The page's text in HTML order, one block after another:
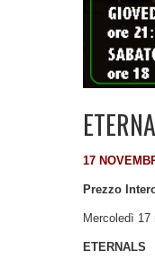
17
Prezzo
Mercoledì 17
ETERNALS